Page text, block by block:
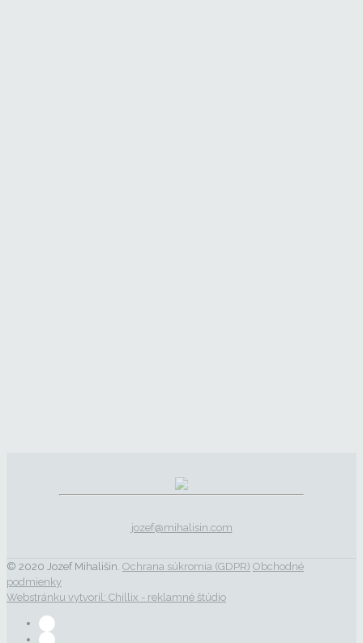
jozef@mihalisin.com
© 2020 Jozef Mihališin. Ochrana súkromia (GDPR) Obchodné
podmienky
Webstránku vytvoril: Chillix - reklamné štúdio